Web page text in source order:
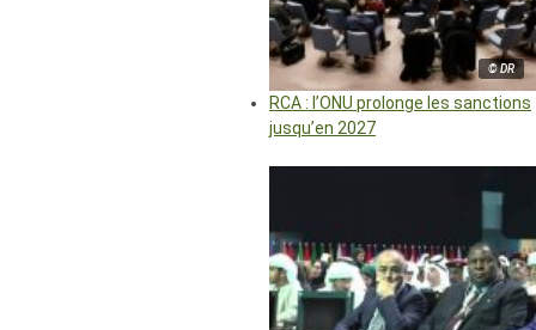
© DR
RCA : l’ONU prolonge les sanctions
jusqu’en 2027